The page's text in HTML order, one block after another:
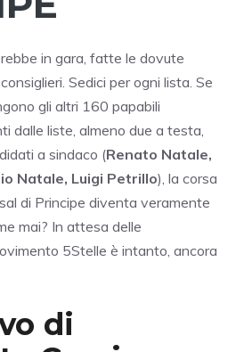
in gara, fatte le dovute
Sedici per ogni lista. Se
gli altri 160 papabili
dalle liste, almeno due a testa,
a sindaco (Renato Natale,
Natale, Luigi Petrillo), la corsa
di Principe diventa veramente
mai? In attesa delle
5Stelle è intanto, ancora
di